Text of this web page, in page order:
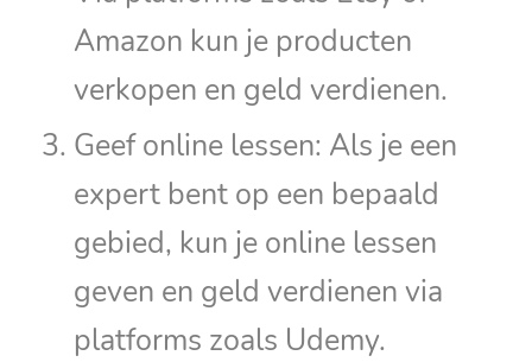
Amazon kun je producten
verkopen en geld verdienen.
Geef online lessen: Als je een
expert bent op een bepaald
gebied, kun je online lessen
geven en geld verdienen via
platforms zoals Udemy.